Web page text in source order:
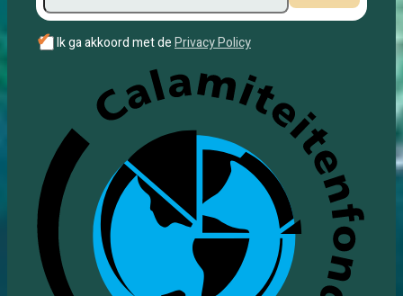
✔ Ik ga akkoord met dePrivacy Policy